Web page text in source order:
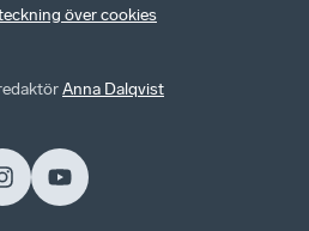
över cookies
Anna Dalqvist